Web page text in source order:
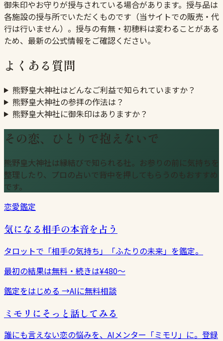
御朱印やお守りが授与されている場合があります。授与品は
各施設の授与所でいただくものです（当サイトでの販売・代
行は行いません）。授与の有無・初穂料は変わることがある
ため、最新の公式情報をご確認ください。
よくある質問
熊野皇大神社はどんなご利益で知られていますか？
熊野皇大神社の参拝の作法は？
熊野皇大神社に御朱印はありますか？
その恋、ひとりで抱えないで
熊野皇大神社は縁結びで知られる社。お参りの前に気持ちを
整理したり、プロの占いで背中を押してもらうのもおすすめ
です。
恋愛鑑定
気になる相手の本音を占う
タロットで「相手の気持ち」「ふたりの未来」を鑑定。
最初の結果は無料・続きは¥480〜
鑑定をはじめる →AIに無料相談
ミモリにそっと話してみる
誰にも言えない恋の悩みを、AIメンター「ミモリ」に。登録